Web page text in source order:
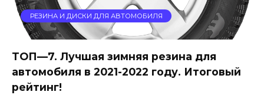
РЕЗИНА И ДИСКИ ДЛЯ АВТОМОБИЛЯ
ТОП—7. Лучшая зимняя резина для
автомобиля в 2021-2022 году. Итоговый
рейтинг!